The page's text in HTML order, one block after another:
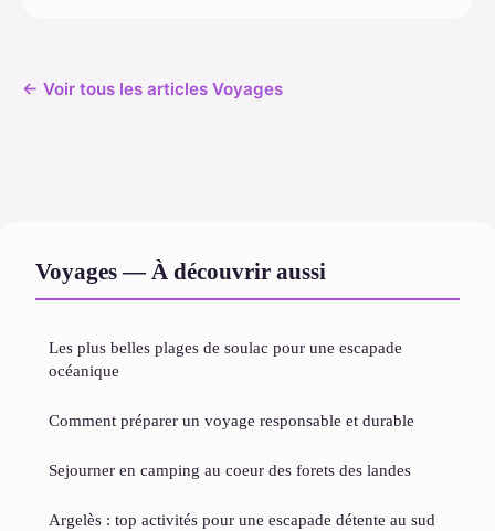
← Voir tous les articles Voyages
Voyages — À découvrir aussi
Les plus belles plages de soulac pour une escapade
océanique
Comment préparer un voyage responsable et durable
Sejourner en camping au coeur des forets des landes
Argelès : top activités pour une escapade détente au sud